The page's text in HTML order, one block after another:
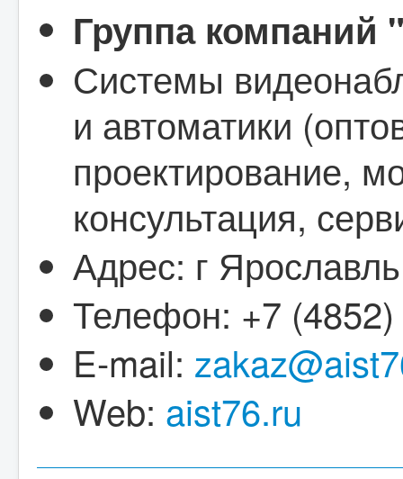
Группа
Системы
и автоматики
проектирование,
консультация,
Адрес: г
Телефон: +7
E-mail:
Web: aist76.ru